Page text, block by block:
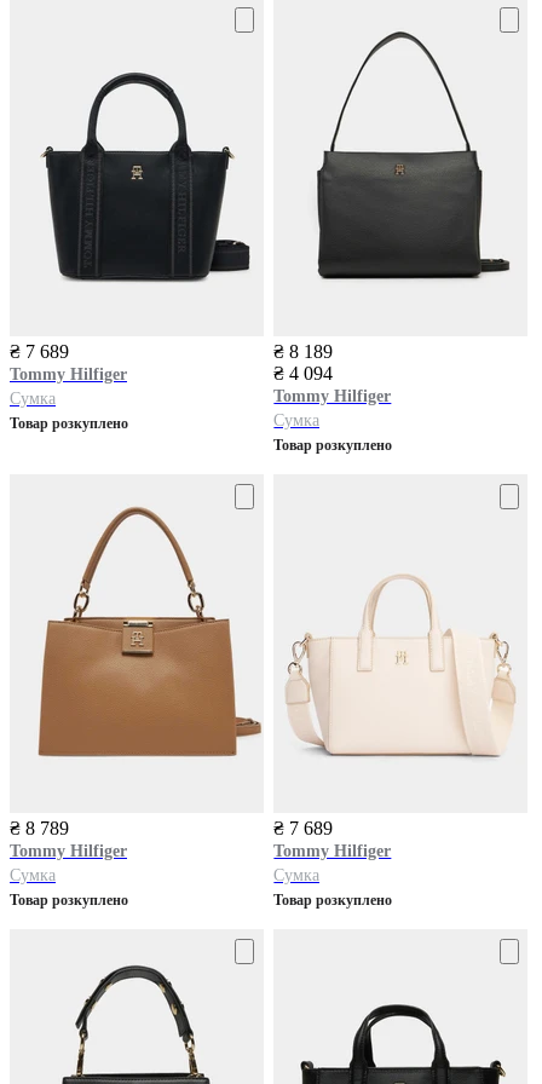
₴ 7 689
Tommy Hilfiger
Сумка
Товар розкуплено
₴ 8 189
₴ 4 094
Tommy Hilfiger
Сумка
Товар розкуплено
₴ 8 789
Tommy Hilfiger
Сумка
Товар розкуплено
₴ 7 689
Tommy Hilfiger
Сумка
Товар розкуплено